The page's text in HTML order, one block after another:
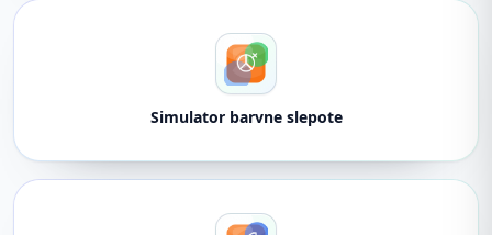
Simulator barvne slepote